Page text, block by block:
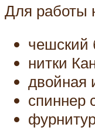
Для работы
чешский
нитки
двойная
спиннер